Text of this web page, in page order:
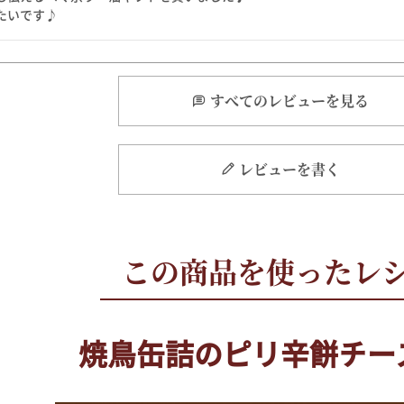
いです♪
すべてのレビューを見る
レビューを書く
焼鳥缶詰のピリ辛餅チー